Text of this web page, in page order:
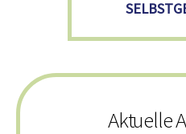
Aktuelle